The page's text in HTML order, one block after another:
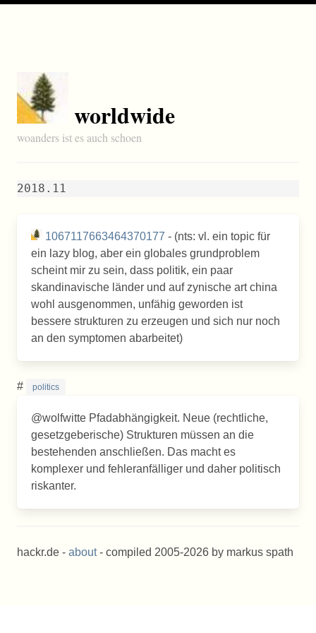
worldwide
woanders ist es auch schoen
2018.11
1067117663464370177 - (nts: vl. ein topic für
ein lazy blog, aber ein globales grundproblem
scheint mir zu sein, dass politik, ein paar
skandinavische länder und auf zynische art china
wohl ausgenommen, unfähig geworden ist
bessere strukturen zu erzeugen und sich nur noch
an den symptomen abarbeitet)
# politics
@wolfwitte Pfadabhängigkeit. Neue (rechtliche,
gesetzgeberische) Strukturen müssen an die
bestehenden anschließen. Das macht es
komplexer und fehleranfälliger und daher politisch
riskanter.
hackr.de - about- compiled 2005-2026 by markus spath